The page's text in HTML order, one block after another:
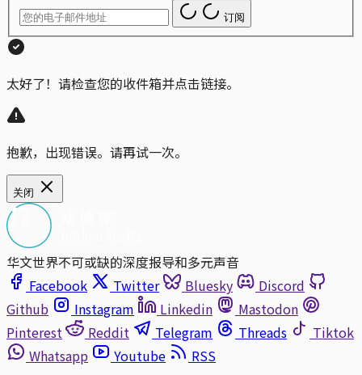
订阅
太好了！请检查您的收件箱并点击链接。
抱歉，出现错误。请再试一次。
关闭
华文世界不可或缺的深度报导和多元声音
Facebook
Twitter Bluesky
Discord
Github
Instagram Linkedin
Mastodon
Pinterest
Reddit Telegram Threads
Tiktok
Whatsapp
Youtube
RSS